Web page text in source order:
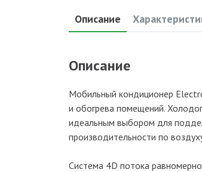
Описание
Описание
Мобильный кондиционер
и обогрева помещений.
идеальным выбором для
производительности по
Система 4D потока